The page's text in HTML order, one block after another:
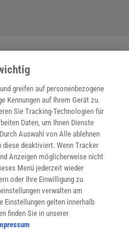
greifen auf personenbezogene
Kennungen auf Ihrem Gerät zu.
Sie Tracking-Technologien für
Daten, um Ihnen Dienste
Auswahl von Alle ablehnen
diese deaktiviert. Wenn Tracker
Anzeigen möglicherweise nicht
Menü jederzeit wieder
oder Ihre Einwilligung zu
verwalten am
Einstellungen gelten innerhalb
finden Sie in unserer